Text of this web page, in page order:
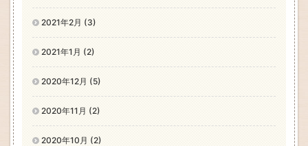
2021年2月 (3)
2021年1月 (2)
2020年12月 (5)
2020年11月 (2)
2020年10月 (2)